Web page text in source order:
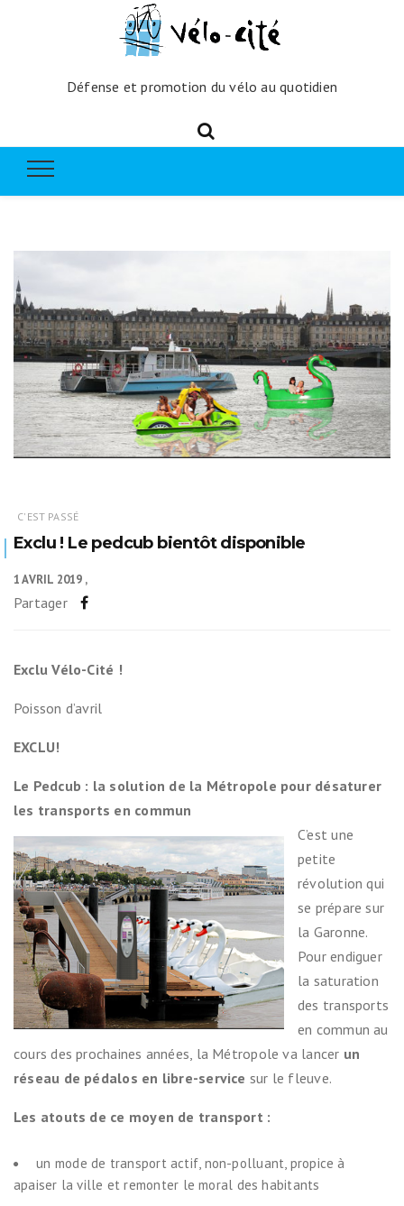
Défense et promotion du vélo au quotidien
C'EST PASSÉ
Exclu ! Le pedcub bientôt disponible
1 AVRIL 2019
Partager
Exclu Vélo-Cité !
Poisson d’avril
EXCLU!
Le Pedcub : la solution de la Métropole pour désaturer
les transports en commun
C’est une
petite
révolution qui
se prépare sur
la Garonne.
Pour endiguer
la saturation
des transports
en commun au
cours des prochaines années, la Métropole va lancer un
réseau de pédalos en libre-service sur le fleuve.
Les atouts de ce moyen de transport :
un mode de transport actif, non-polluant, propice à
apaiser la ville et remonter le moral des habitants